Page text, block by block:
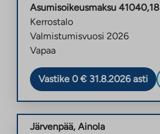
Asumisoikeusmaksu 41040,18
Kerrostalo
Valmistumisvuosi 2026
Vapaa
Vastike 0 € 31.8.2026 asti
Järvenpää, Ainola